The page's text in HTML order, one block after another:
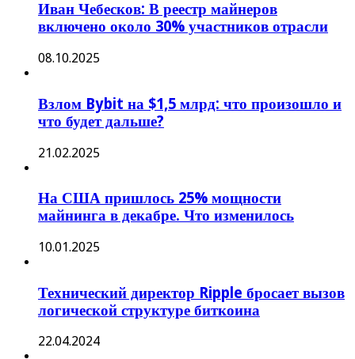
Иван Чебесков: В реестр майнеров
включено около 30% участников отрасли
08.10.2025
Взлом Bybit на $1,5 млрд: что произошло и
что будет дальше?
21.02.2025
На США пришлось 25% мощности
майнинга в декабре. Что изменилось
10.01.2025
Технический директор Ripple бросает вызов
логической структуре биткоина
22.04.2024